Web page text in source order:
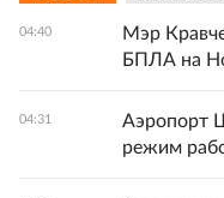
04:40
Мэр
БПЛА на
04:31
Аэропорт
режим